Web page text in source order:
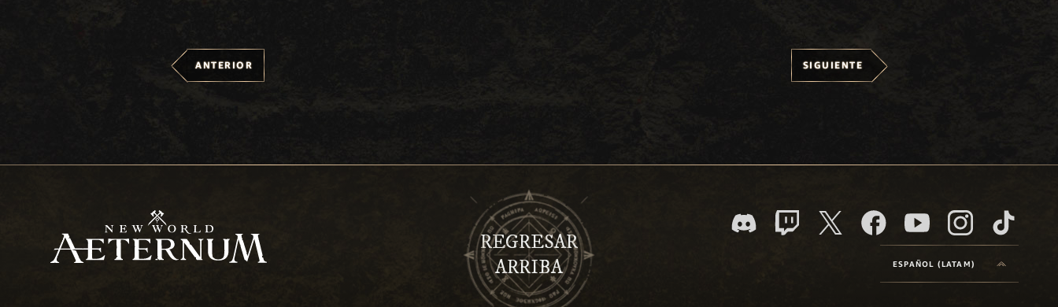
ANTERIOR SIGUIENTE
REGRESAR
ARRIBA
ESPAÑOL (LATAM)